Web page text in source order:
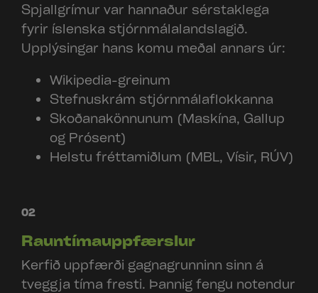
Spjallgrímur var hannaður sérstaklega
fyrir íslenska stjórnmálalandslagið.
Upplýsingar hans komu meðal annars úr:
Wikipedia-greinum
Stefnuskrám stjórnmálaflokkanna
Skoðanakönnunum (Maskína, Gallup
og Prósent)
Helstu fréttamiðlum (MBL, Vísir, RÚV)
02
Rauntímauppfærslur
Kerfið uppfærði gagnagrunninn sinn á
tveggja tíma fresti. Þannig fengu notendur